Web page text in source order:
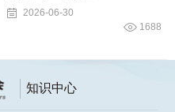
2026-06-30
1688
知识中心